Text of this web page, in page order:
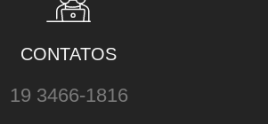
CONTATOS
19 3466-1816